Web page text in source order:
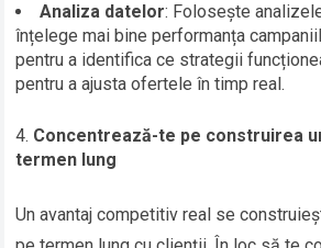
Analiza datelor: Folosește
înțelege mai bine performanța
pentru a identifica ce strategii
pentru a ajusta ofertele în timp real.
Concentrează-te pe construirea
termen lung
Un avantaj competitiv real se